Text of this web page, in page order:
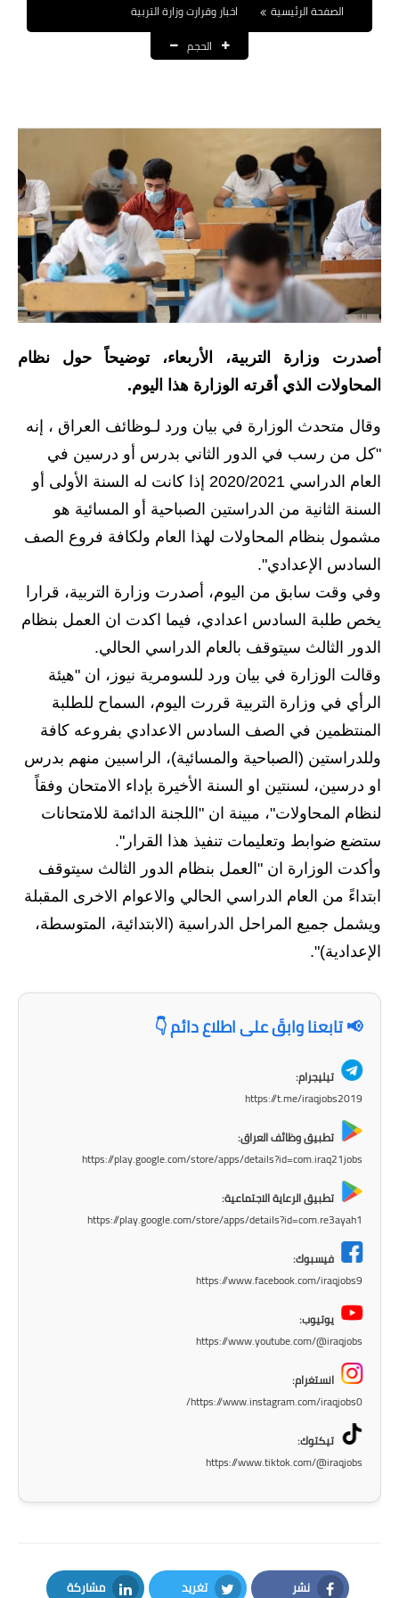
نتائج التعيينات
العقود والاجور اليومية
القروض والسلف
المنح المالية
قطع الاراضي
اخبار العراق
الاخبار السياسية
الاخبار الامنية
الاخبار الاقتصادية
الاخبار الرياضية
المدارس
نتائج الامتحانات
المرحلة الابتدائية
المرحلة المتوسطة
المرحلة الاعدادية
اسئلة وزارية
المرحلة الابتدائية
المرحلة المتوسطة
المرحلة الاعدادية
مرشحات
المرحلة المتوسطة
المرحلة الاعدادية
المرحلة المتوسطة
مواضيع انشاء
الصفحة الرئيسية
اخبار وقرارت وزارة التربية
الحجم
أصدرت وزارة التربية، الأربعاء، توضيحاً حول نظام
المحاولات الذي أقرته الوزارة هذا اليوم.
وقال متحدث الوزارة في بيان ورد لـوظائف العراق ، إنه
"كل من رسب في الدور الثاني بدرس أو درسين في
العام الدراسي 2020/2021 إذا كانت له السنة الأولى أو
السنة الثانية من الدراستين الصباحية أو المسائية هو
مشمول بنظام المحاولات لهذا العام ولكافة فروع الصف
السادس الإعدادي".
وفي وقت سابق من اليوم، أصدرت وزارة التربية، قرارا
يخص طلبة السادس اعدادي، فيما اكدت ان العمل بنظام
الدور الثالث سيتوقف بالعام الدراسي الحالي.
وقالت الوزارة في بيان ورد للسومرية نيوز، ان "هيئة
الرأي في وزارة التربية قررت اليوم، السماح للطلبة
المنتظمين في الصف السادس الاعدادي بفروعه كافة
وللدراستين (الصباحية والمسائية)، الراسبين منهم بدرس
او درسين، لسنتين او السنة الأخيرة بإداء الامتحان وفقاً
لنظام المحاولات"، مبينة ان "اللجنة الدائمة للامتحانات
ستضع ضوابط وتعليمات تنفيذ هذا القرار".
وأكدت الوزارة ان "العمل بنظام الدور الثالث سيتوقف
ابتداءً من العام الدراسي الحالي والاعوام الاخرى المقبلة
ويشمل جميع المراحل الدراسية (الابتدائية، المتوسطة،
الإعدادية)".
📢 تابعنا وابقَ على اطلاع دائم 👇
تيليجرام:
https://t.me/iraqjobs2019
تطبيق وظائف العراق:
https://play.google.com/store/apps/details?id=com.iraq21jobs
تطبيق الرعاية الاجتماعية:
https://play.google.com/store/apps/details?id=com.re3ayah1
فيسبوك:
https://www.facebook.com/iraqjobs9
يوتيوب:
https://www.youtube.com/@iraqjobs
انستغرام:
https://www.instagram.com/iraqjobs0/
تيكتوك:
https://www.tiktok.com/@iraqjobs
نشر تغريد مشاركة